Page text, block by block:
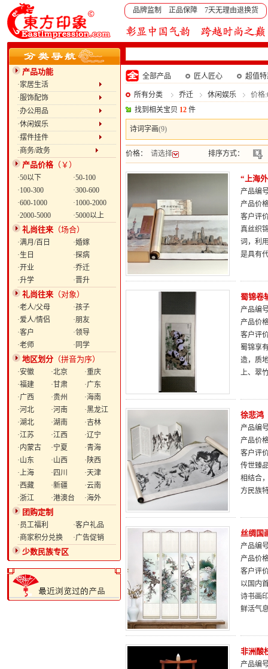
品牌监制 正品保障 7天无理由退换货
产品功能
·家居生活
·服饰配饰
·办公用品
·休闲娱乐
·摆件挂件
·商务/政务
产品价格（￥）
·50以下
·50-100
·100-300
·300-600
·600-1000
·1000-2000
·2000-5000
·5000以上
礼尚往来 （场合）
·满月/百日
·婚嫁
·生日
·探病
·开业
·乔迁
·升学
·晋升
礼尚往来 （对象）
·老人/父母
·孩子
·爱人/情侣
·朋友
·客户
·领导
·老师
·同学
地区划分 （拼音为序）
·安徽 ·北京
·重庆
·福建
·甘肃
·广东
·广西
·贵州
·海南
·河北
·河南
·黑龙江
·湖北
·湖南
·吉林
·江苏
·江西
·辽宁
·内蒙古
·宁夏
·青海
·山东
·山西
·陕西
·上海
·四川
·天津
·西藏
·新疆
·云南
·浙江
·港澳台 ·海外
团购定制
·员工福利
·客户礼品
·商家积分兑换
·广告促销
少数民族专区
全部产品 匠人匠心 超值
所有分类 乔迁 休闲娱乐
价格
找到相关宝贝 12 件
诗词字画(9)
价格： 请选择 排序方式：
“上海
产品编
产品价
客户评
真丝织
词，利
是具有
蜀锦卷
产品编
产品价
客户评
蜀锦享
造，质
上、翠
徐悲鸿
产品编
产品价
客户评
传世臻
相结合
方民族
丝绸国
产品编
产品价
客户评
以国内
诗书画
鲜活气
非洲酸
产品编